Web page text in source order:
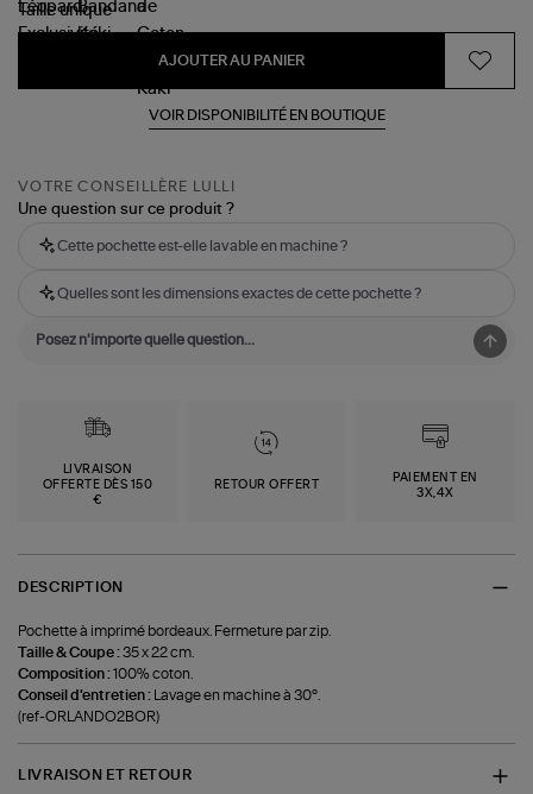
Tailleunique
AJOUTER AU PANIER
VOIR DISPONIBILITÉ EN BOUTIQUE
VOTRE CONSEILLÈRE LULLI
Une question sur ce produit ?
Cette pochette est-elle lavable en machine ?
Quelles sont les dimensions exactes de cette pochette ?
LIVRAISON
OFFERTE DÈS 150
€
RETOUR OFFERT
PAIEMENT EN
3X,4X
DESCRIPTION
Pochette à imprimé bordeaux. Fermeture par zip.
Taille & Coupe :35 x 22 cm.
Composition :100% coton.
Conseil d'entretien :
Lavage en machine à 30°.
(ref-ORLANDO2BOR)
LIVRAISON ET RETOUR